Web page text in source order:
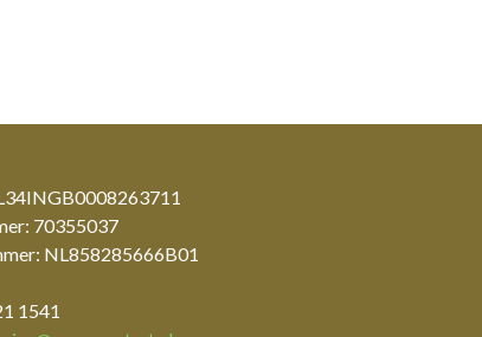
70355037
NL858285666B01
1541